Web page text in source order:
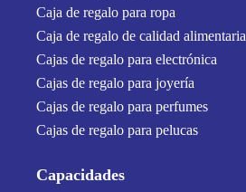
Caja de regalo para ropa
Caja de regalo de calidad alimentaria
Cajas de regalo para electrónica
Cajas de regalo para joyería
Cajas de regalo para perfumes
Cajas de regalo para pelucas
Capacidades